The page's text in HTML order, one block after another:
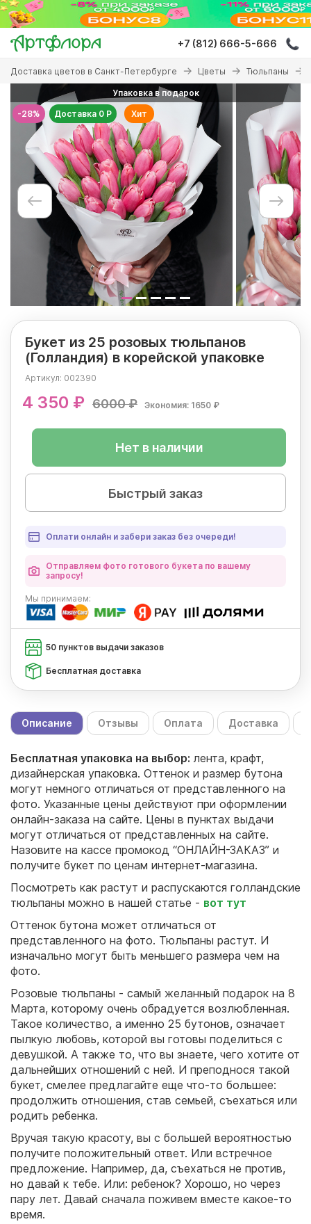
Перейти
основному
содержанию
+7 (812) 666-5-666
Вы
здесь
Доставка цветов в Санкт-Петербурге Цветы Тюльпаны
-28%
Упаковка в подарок
Доставка 0 Р
Хит
Букет из 25 розовых тюльпанов
(Голландия) в корейской упаковке
Артикул: 002390
4 350 ₽ 6000 ₽ Экономия: 1650 ₽
Нет в наличии
Быстрый заказ
Оплати онлайн и забери заказ без очереди!
Отправляем фото готового букета по вашему
запросу!
Мы принимаем:
50 пунктов выдачи заказов
Бесплатная доставка
Описание Отзывы Оплата Доставка
Бесплатная упаковка на выбор: лента, крафт,
дизайнерская упаковка. Оттенок и размер бутона
могут немного отличаться от представленного на
фото. Указанные цены действуют при оформлении
онлайн-заказа на сайте. Цены в пунктах выдачи
могут отличаться от представленных на сайте.
Назовите на кассе промокод “ОНЛАЙН-ЗАКАЗ” и
получите букет по ценам интернет-магазина.
Посмотреть как растут и распускаются голландские
тюльпаны можно в нашей статье - вот тут
Оттенок бутона может отличаться от
представленного на фото. Тюльпаны растут. И
изначально могут быть меньшего размера чем на
фото.
Розовые тюльпаны - самый желанный подарок на 8
Марта, которому очень обрадуется возлюбленная.
Такое количество, а именно 25 бутонов, означает
пылкую любовь, которой вы готовы поделиться с
девушкой. А также то, что вы знаете, чего хотите от
дальнейших отношений с ней. И преподнося такой
букет, смелее предлагайте еще что-то большее:
продолжить отношения, став семьей, съехаться или
родить ребенка.
Вручая такую красоту, вы с большей вероятностью
получите положительный ответ. Или встречное
предложение. Например, да, съехаться не против,
но давай к тебе. Или: ребенок? Хорошо, но через
пару лет. Давай сначала поживем вместе какое-то
время.